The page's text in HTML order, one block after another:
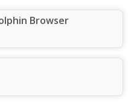
Browser